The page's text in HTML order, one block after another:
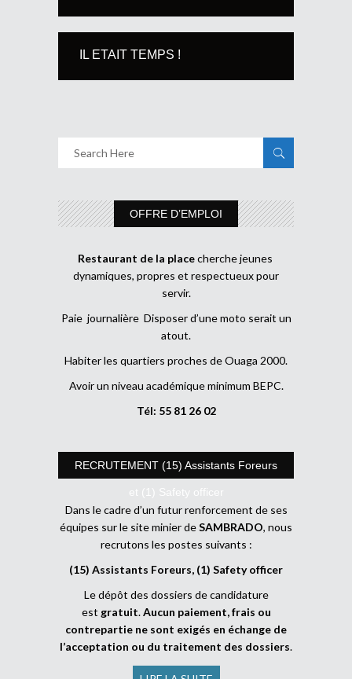
IL ETAIT TEMPS !
OFFRE D’EMPLOI
Restaurant de la placecherche jeunes
dynamiques, propres et respectueux pour
servir.
Paie journalière Disposer d’une moto serait un
atout.
Habiter les quartiers proches de Ouaga 2000.
Avoir un niveau académique minimum BEPC.
Tél: 55 81 26 02
RECRUTEMENT (15) Assistants Foreurs
et (1) Safety officer
Dans le cadre d’un futur renforcement de ses
équipes sur le site minier deSAMBRADO, nous
recrutons les postes suivants :
(15) Assistants Foreurs, (1) Safety officer
Le dépôt des dossiers de candidature
est gratuit.Aucun paiement, frais ou
contrepartie ne sont exigés en échange de
l’acceptation ou du traitement des dossiers.